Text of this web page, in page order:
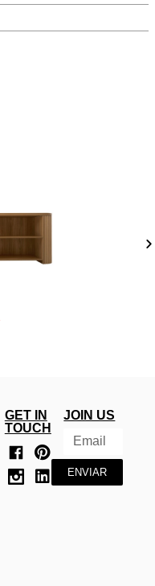
GET IN
TOUCH
JOIN US
ENVIAR